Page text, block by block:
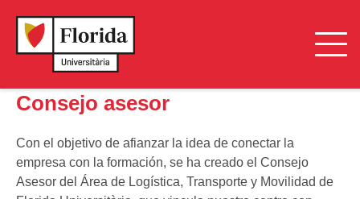
Consejo asesor
Con el objetivo de afianzar la idea de conectar la
empresa con la formación, se ha creado el Consejo
Asesor del Área de Logística, Transporte y Movilidad de